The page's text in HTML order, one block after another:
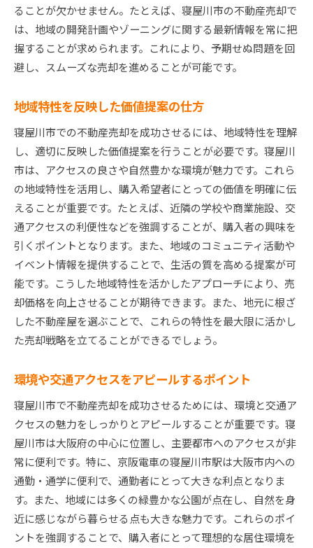
ることが欠かせません。たとえば、寝屋川市の不動産売却で
は、地域の開発計画やゾーニングに関する最新情報を常に把
握することが求められます。これにより、予期せぬ問題を回
避し、スムーズな売却を進めることが可能です。
地域特性を反映した価値提案の仕方
寝屋川市での不動産売却を成功させるには、地域特性を理解
し、適切に反映した価値提案を行うことが必要です。寝屋川
市は、アクセスの良さや自然豊かな環境が魅力です。これら
の地域特性を活用し、購入希望者にとっての価値を明確に伝
えることが重要です。たとえば、近隣の学校や商業施設、交
通アクセスの利便性などを強調することが、購入者の興味を
引くポイントとなります。また、地域のコミュニティ活動や
イベント情報を提供することで、生活の質を高める提案が可
能です。こうした地域特性を活かしたアプローチにより、売
却価格を向上させることが期待できます。また、地元に根ざ
した不動産屋を選ぶことで、これらの特性を最大限に活かし
た売却戦略を立てることができるでしょう。
環境や交通アクセスをアピールするポイント
寝屋川市で不動産売却を成功させるためには、環境と交通ア
クセスの魅力をしっかりとアピールすることが重要です。寝
屋川市は大阪府の中心に位置し、主要都市へのアクセスが非
常に便利です。特に、京阪電車の寝屋川市駅は大阪市内への
通勤・通学に便利で、通勤者にとって大きな利点となりま
す。また、地域には多くの緑豊かな公園が点在し、自然を身
近に感じながら暮らせる点も大きな魅力です。これらのポイ
ントを強調することで、購入者にとって理想的な居住環境を